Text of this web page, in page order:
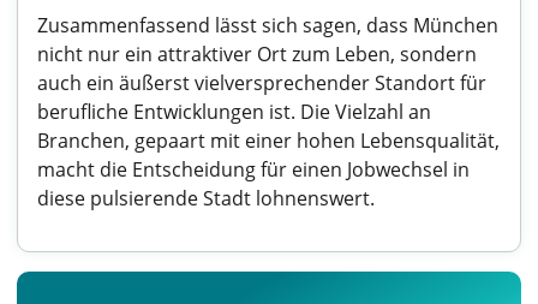
Zusammenfassend lässt sich sagen, dass München
nicht nur ein attraktiver Ort zum Leben, sondern
auch ein äußerst vielversprechender Standort für
berufliche Entwicklungen ist. Die Vielzahl an
Branchen, gepaart mit einer hohen Lebensqualität,
macht die Entscheidung für einen Jobwechsel in
diese pulsierende Stadt lohnenswert.